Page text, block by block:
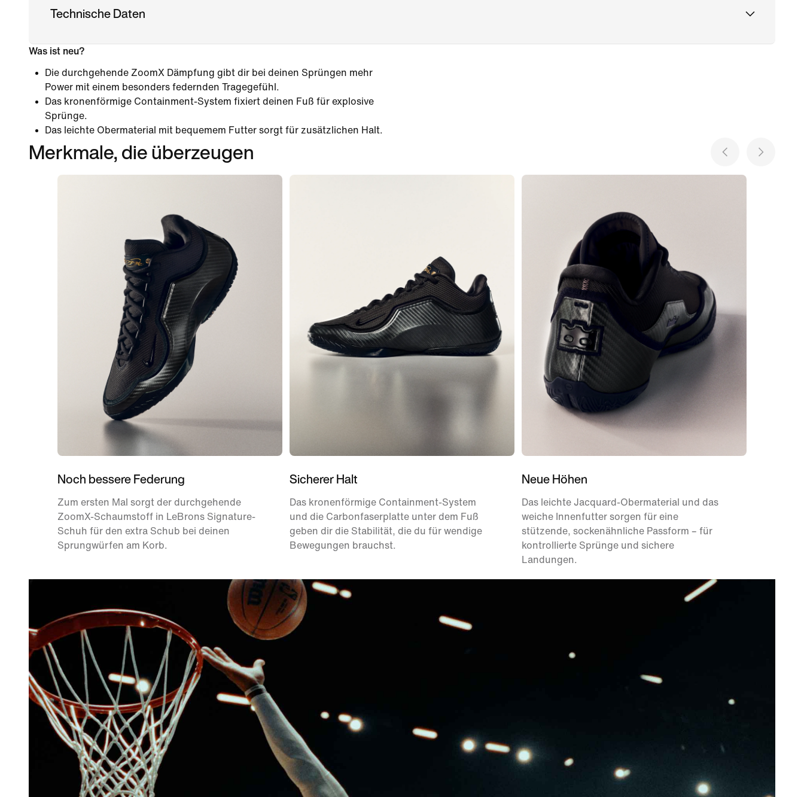
Technische Daten
Was ist neu?
Die durchgehende ZoomX Dämpfung gibt dir bei deinen Sprüngen mehr
Power mit einem besonders federnden Tragegefühl.
Das kronenförmige Containment-System fixiert deinen Fuß für explosive
Sprünge.
Das leichte Obermaterial mit bequemem Futter sorgt für zusätzlichen Halt.
Merkmale, die überzeugen
Noch bessere Federung
Zum ersten Mal sorgt der durchgehende
ZoomX-Schaumstoff in LeBrons Signature-
Schuh für den extra Schub bei deinen
Sprungwürfen am Korb.
Sicherer Halt
Das kronenförmige Containment-System
und die Carbonfaserplatte unter dem Fuß
geben dir die Stabilität, die du für wendige
Bewegungen brauchst.
Neue Höhen
Das leichte Jacquard-Obermaterial und das
weiche Innenfutter sorgen für eine
stützende, sockenähnliche Passform – für
kontrollierte Sprünge und sichere
Landungen.